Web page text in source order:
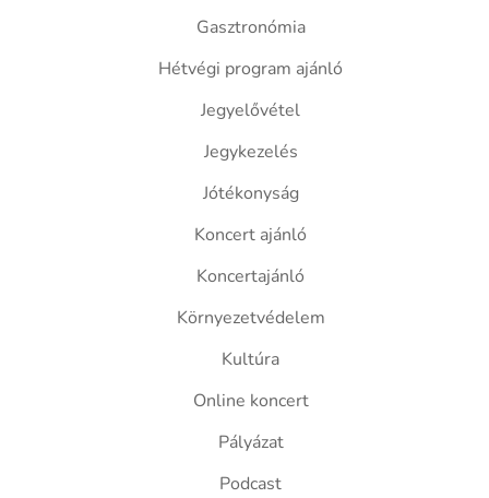
Gasztronómia
Hétvégi program ajánló
Jegyelővétel
Jegykezelés
Jótékonyság
Koncert ajánló
Koncertajánló
Környezetvédelem
Kultúra
Online koncert
Pályázat
Podcast